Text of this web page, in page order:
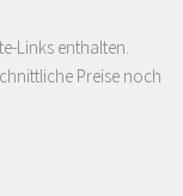
Links enthalten.
Preise noch